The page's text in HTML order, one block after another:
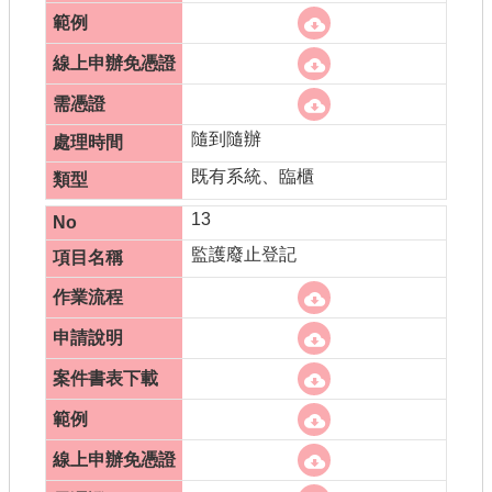
隨到隨辦
既有系統、臨櫃
13
監護廢止登記